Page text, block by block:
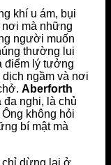
khí u ám, bụi
nơi mà những
người muốn
thường lui
điểm lý tưởng
ngầm và nơi
Aberforth
đa nghi, là chủ
không hỏi
bí mật mà
chỉ dừng lại ở